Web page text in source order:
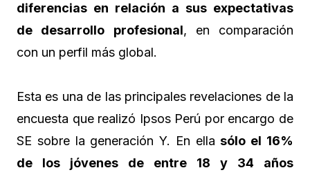
diferencias en relación a sus expectativas
de desarrollo profesional, en comparación
con un perfil más global.
Esta es una de las principales revelaciones de la
encuesta que realizó Ipsos Perú por encargo de
SE sobre la generación Y. En ellasólo el 16%
de los jóvenes de entre 18 y 34 años